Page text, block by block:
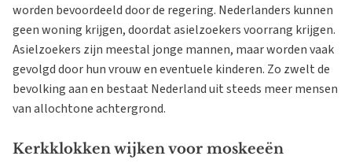
worden bevoordeeld door de regering. Nederlanders kunnen
geen woning krijgen, doordat asielzoekers voorrang krijgen.
Asielzoekers zijn meestal jonge mannen, maar worden vaak
gevolgd door hun vrouw en eventuele kinderen. Zo zwelt de
bevolking aan en bestaat Nederland uit steeds meer mensen
van allochtone achtergrond.
Kerkklokken wijken voor moskeeën